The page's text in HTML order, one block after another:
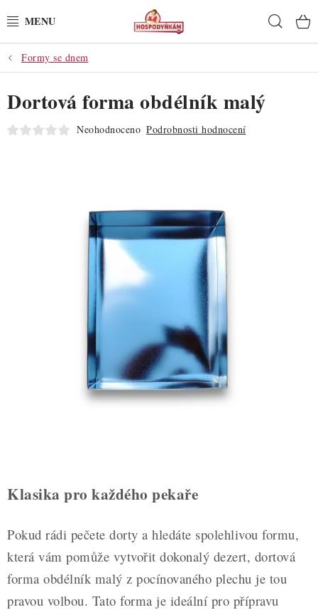
na
POTŘEBY
POMŮCKY
SUROVINY
ZDRAVÉ PEČENÍ
DÁRKOVÉ POUKAZY
TÉMATICKÉ PRODUKTY
Nepřevzetí zásilky na dobírku
Obchodní podmínky
Hodnocení obchodu
Blog
Moje objednávka
Podmínky ochrany osobních údajů
Formy se dnem
Klasika pro každého pekaře
Pokud rádi pečete dorty a hledáte spolehlivou formu,
která vám pomůže vytvořit dokonalý dezert, dortová
forma obdélník malý z pocínovaného plechu je tou
pravou volbou. Tato forma je ideální pro přípravu
Dortová forma obdélník malý
Neohodnoceno Podrobnosti hodnocení